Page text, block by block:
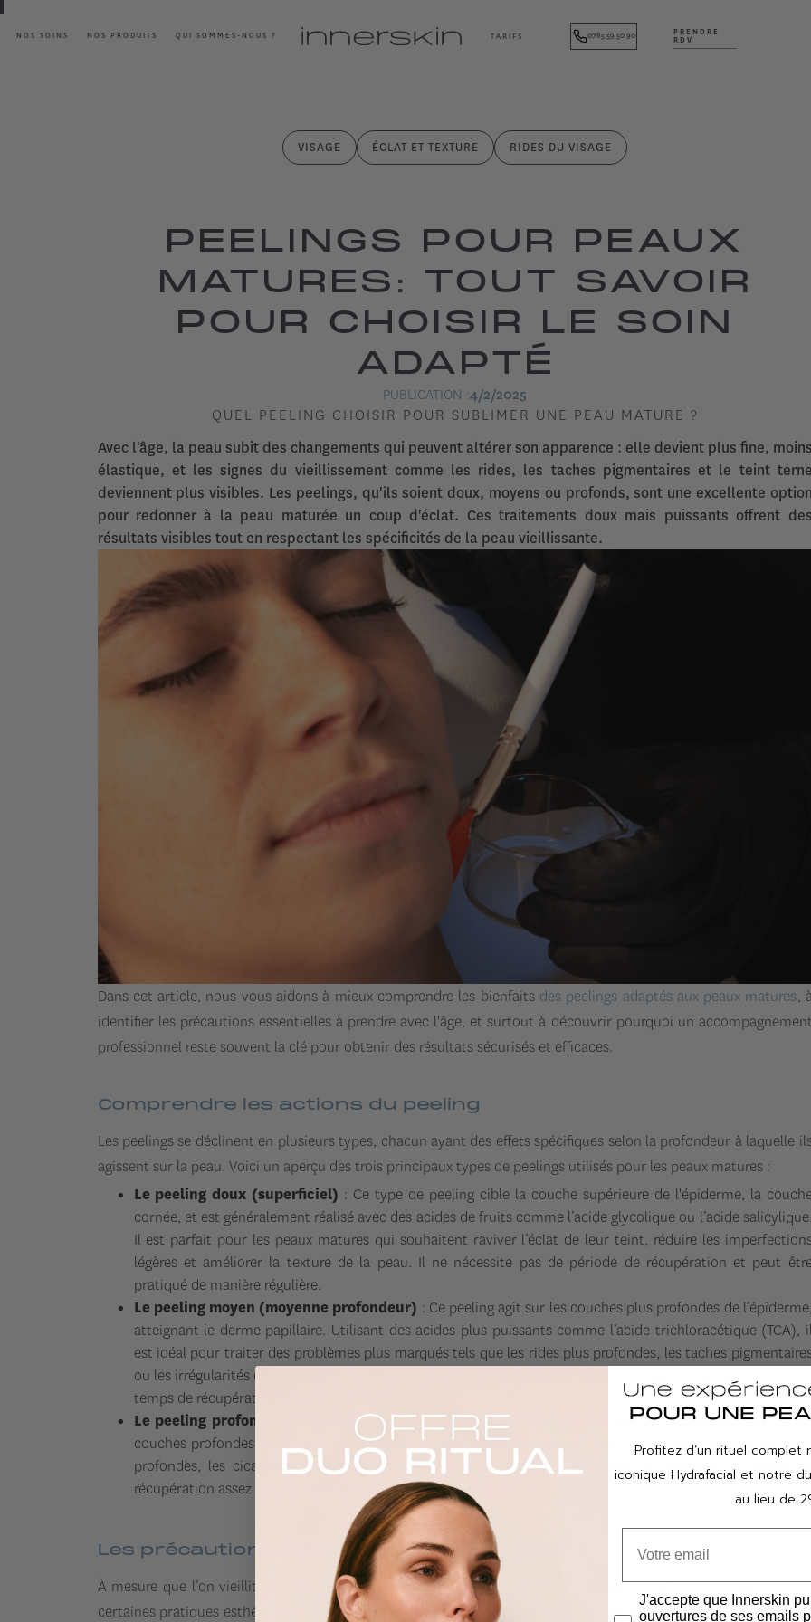
NOS SOINS NOS PRODUITS QUI SOMMES-NOUS ? TARIFS 07 85 59 50 90
PRENDRE
RDV
VISAGE ÉCLAT ET TEXTURE RIDES DU VISAGE
PEELINGS POUR PEAUX
MATURES: TOUT SAVOIR
POUR CHOISIR LE SOIN
ADAPTÉ
PUBLICATION :4/2/2025
QUEL PEELING CHOISIR POUR SUBLIMER UNE PEAU MATURE ?
Avec l'âge, la peau subit des changements qui peuvent altérer son apparence : elle devient plus fine, moins
élastique, et les signes du vieillissement comme les rides, les taches pigmentaires et le teint terne
deviennent plus visibles. Les peelings, qu'ils soient doux, moyens ou profonds, sont une excellente option
pour redonner à la peau maturée un coup d'éclat. Ces traitements doux mais puissants offrent des
résultats visibles tout en respectant les spécificités de la peau vieillissante.
Dans cet article, nous vous aidons à mieux comprendre les bienfaits des peelings adaptés aux peaux matures,
identifier les précautions essentielles à prendre avec l'âge, et surtout à découvrir pourquoi un accompagnement
professionnel reste souvent la clé pour obtenir des résultats sécurisés et efficaces.
Comprendre les actions du peeling
Les peelings se déclinent en plusieurs types, chacun ayant des effets spécifiques selon la profondeur à laquelle
agissent sur la peau. Voici un aperçu des trois principaux types de peelings utilisés pour les peaux matures :
Le peeling doux (superficiel) : Ce type de peeling cible la couche supérieure de l'épiderme, la
cornée, et est généralement réalisé avec des acides de fruits comme l’acide glycolique ou l’acide salicylique.
Il est parfait pour les peaux matures qui souhaitent raviver l’éclat de leur teint, réduire les
légères et améliorer la texture de la peau. Il ne nécessite pas de période de récupération et peut
pratiqué de manière régulière.
Le peeling moyen (moyenne profondeur) : Ce peeling agit sur les couches plus profondes de l’épiderme,
atteignant le derme papillaire. Utilisant des acides plus puissants comme l’acide trichloracétique (TCA),
est idéal pour traiter des problèmes plus marqués tels que les rides plus profondes, les taches
ou les irrégularités de la texture de la peau. Bien que plus efficace, il entraîne une légère desquamation et un
temps de récupération de quelques jours.
Le peeling profond
: Utilisé pour traiter les signes de vieillissement plus avancés, ce peeling agit sur
couches profondes du derme. Généralement réalisé à base de phénol, il est utilisé pour corriger les rides
profondes, les cicatrices d’acné et les taches persistantes. Bien qu'efficace, il nécessite un temps de
récupération assez long et des soins post-traitement très stricts.
Les précautions à prendre autour du peeling
À mesure que l’on vieillit, la peau devient plus fine, moins élastique et plus fragile. Ce phénomène peut
certaines pratiques esthétiques plus risquées, y compris les peelings. Voici les précautions à prendre pour
Profitez d’un rituel complet
iconique Hydrafacial et notre
au lieu de
J'accepte que Innerskin
ouvertures de ses emails